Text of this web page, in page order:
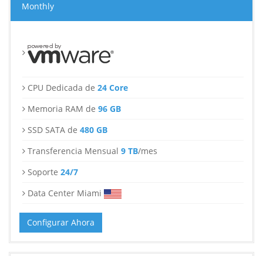
Monthly
CPU Dedicada de 24 Core
Memoria RAM de 96 GB
SSD SATA de 480 GB
Transferencia Mensual 9 TB/mes
Soporte 24/7
Data Center Miami
Configurar Ahora